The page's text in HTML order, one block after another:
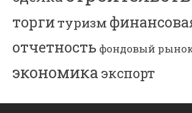
торгитуризм
отчетность фондовый
экономика экспорт